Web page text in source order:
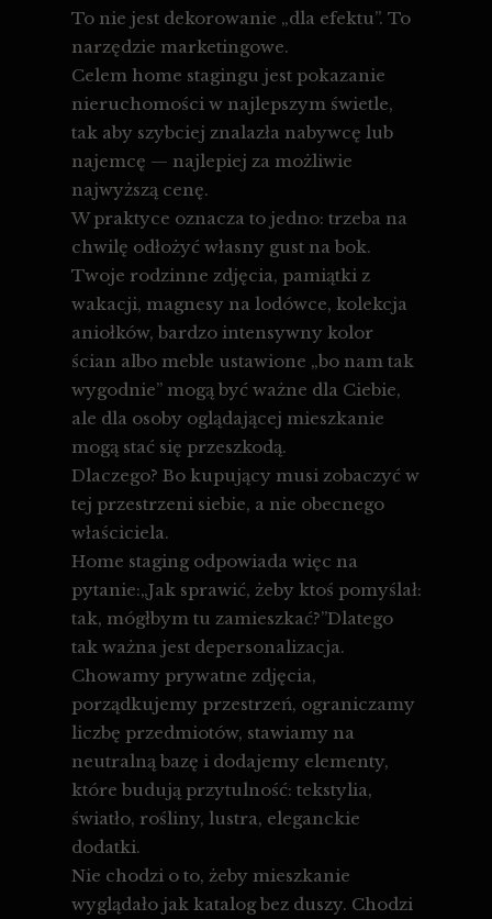
To nie jest dekorowanie „dla efektu”. To
narzędzie marketingowe.
Celem home stagingu jest pokazanie
nieruchomości w najlepszym świetle,
tak aby szybciej znalazła nabywcę lub
najemcę — najlepiej za możliwie
najwyższą cenę.
W praktyce oznacza to jedno: trzeba na
chwilę odłożyć własny gust na bok.
Twoje rodzinne zdjęcia, pamiątki z
wakacji, magnesy na lodówce, kolekcja
aniołków, bardzo intensywny kolor
ścian albo meble ustawione „bo nam tak
wygodnie” mogą być ważne dla Ciebie,
ale dla osoby oglądającej mieszkanie
mogą stać się przeszkodą.
Dlaczego? Bo kupujący musi zobaczyć w
tej przestrzeni siebie, a nie obecnego
właściciela.
Home staging odpowiada więc na
pytanie:„Jak sprawić, żeby ktoś pomyślał:
tak, mógłbym tu zamieszkać?”Dlatego
tak ważna jest depersonalizacja.
Chowamy prywatne zdjęcia,
porządkujemy przestrzeń, ograniczamy
liczbę przedmiotów, stawiamy na
neutralną bazę i dodajemy elementy,
które budują przytulność: tekstylia,
światło, rośliny, lustra, eleganckie
dodatki.
Nie chodzi o to, żeby mieszkanie
wyglądało jak katalog bez duszy. Chodzi